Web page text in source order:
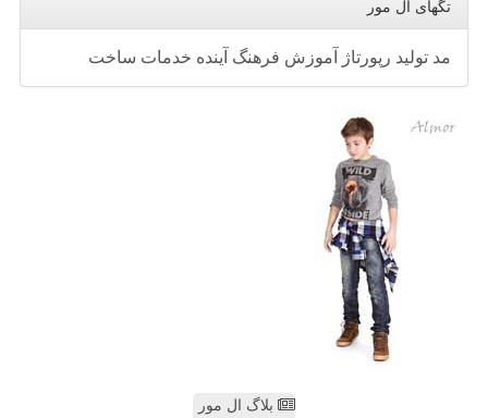
تگهای ال مور
مد تولید رپورتاژ آموزش فرهنگ آینده خدمات ساخت
بلاگ ال مور